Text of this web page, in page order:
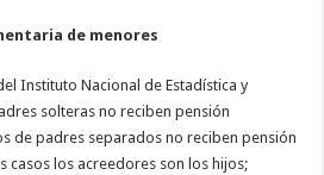
de menores
Instituto Nacional de Estadística y
solteras no reciben pensión
de padres separados no reciben pensión
casos los acreedores son los hijos;